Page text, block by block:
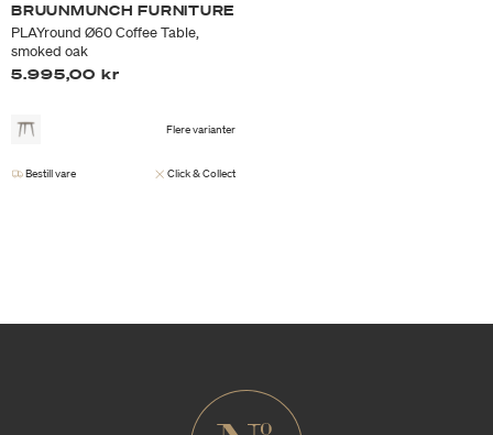
BRUUNMUNCH FURNITURE
PLAYround Ø60 Coffee Table,
smoked oak
5.995,00 kr
Flere varianter
Bestill vare Click & Collect